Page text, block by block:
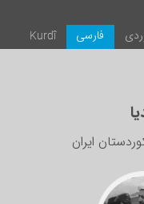
Kurdî
فارسی
ایران